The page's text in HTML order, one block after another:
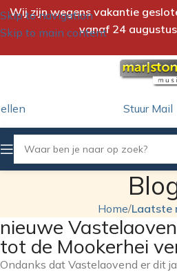
Skip to navigation
Skip to main content
Wij zijn wegens vakantie
vanaf 24
Stuur Mail
Home/Laatste
nieuwe
tot de Mookerhei
Ondanks dat Vastelaovend er dit